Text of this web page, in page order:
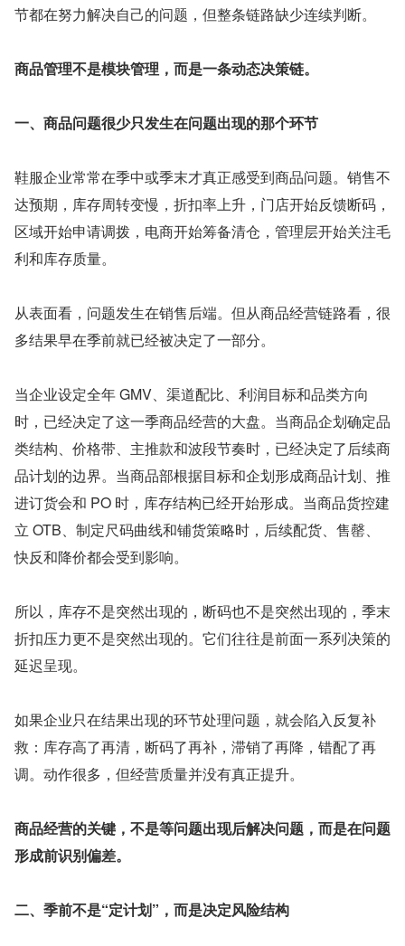
节都在努力解决自己的问题，但整条链路缺少连续判断。
商品管理不是模块管理，而是一条动态决策链。
一、商品问题很少只发生在问题出现的那个环节
鞋服企业常常在季中或季末才真正感受到商品问题。销售不
达预期，库存周转变慢，折扣率上升，门店开始反馈断码，
区域开始申请调拨，电商开始筹备清仓，管理层开始关注毛
利和库存质量。
从表面看，问题发生在销售后端。但从商品经营链路看，很
多结果早在季前就已经被决定了一部分。
当企业设定全年 GMV、渠道配比、利润目标和品类方向
时，已经决定了这一季商品经营的大盘。当商品企划确定品
类结构、价格带、主推款和波段节奏时，已经决定了后续商
品计划的边界。当商品部根据目标和企划形成商品计划、推
进订货会和 PO 时，库存结构已经开始形成。当商品货控建
立 OTB、制定尺码曲线和铺货策略时，后续配货、售罄、
快反和降价都会受到影响。
所以，库存不是突然出现的，断码也不是突然出现的，季末
折扣压力更不是突然出现的。它们往往是前面一系列决策的
延迟呈现。
如果企业只在结果出现的环节处理问题，就会陷入反复补
救：库存高了再清，断码了再补，滞销了再降，错配了再
调。动作很多，但经营质量并没有真正提升。
商品经营的关键，不是等问题出现后解决问题，而是在问题
形成前识别偏差。
二、季前不是“定计划”，而是决定风险结构